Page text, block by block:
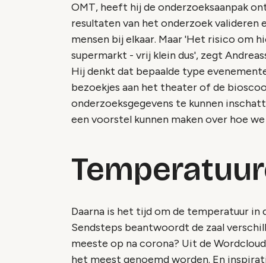
OMT, heeft hij de onderzoeksaanpak
resultaten van het onderzoek valideren
mensen bij elkaar. Maar 'Het risico om
supermarkt - vrij klein dus', zegt
Hij denkt dat bepaalde type
bezoekjes aan het theater of de
onderzoeksgegevens te kunnen
een voorstel kunnen maken over hoe
Daarna is het tijd om de temperatuur in
Sendsteps beantwoordt de zaal
meeste op na corona? Uit de
het meest genoemd worden. En